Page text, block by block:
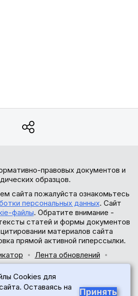
правовых документов и
образцов.
сайта пожалуйста ознакомьтесь
персональных данных. Сайт
файлы. Обратите внимание -
статей и формы документов
материалов сайта
прямой активной гиперссылки.
Лента обновлений
© 2017-2026
Cookies для
Оставаясь на
Принять